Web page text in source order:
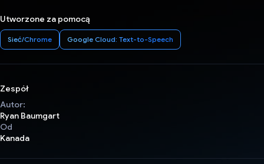
Utworzone za pomocą
Sieć/Chrome Google Cloud: Text-to-Speech
Zespół
Autor:
Ryan Baumgart
Od
Kanada